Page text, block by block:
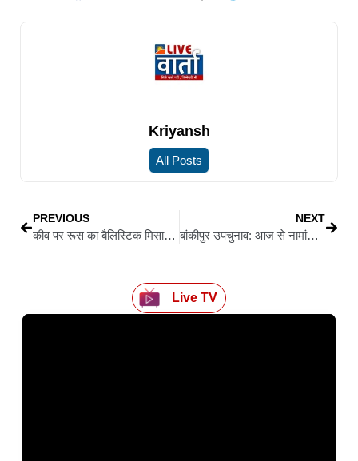
Kriyansh
All Posts
PREVIOUS
कीव पर रूस का बैलिस्टिक मिसाइल हमला, कई इलाकों में धमाके; नाटो शिखर सम्मेलन से पहले बढ़ा तनाव
NEXT
बांकीपुर उपचुनाव: आज से नामांकन शुरू, BJP अध्यक्ष नितिन नवीन की सीट ने बदला सियासी समीकरण
Live TV